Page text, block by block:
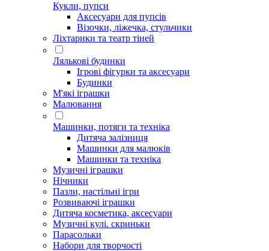
Кукли, пупси
Аксесуари для пупсів
Візочки, ліжечка, стульчики
Ліхтарики та театр тіней
Лялькові будинки
Ігрові фігурки та аксесуари
Будинки
М'які іграшки
Малювання
Машинки, потяги та техніка
Дитяча залізниця
Машинки для малюків
Машинки та техніка
Музичні іграшки
Нічники
Пазли, настільні ігри
Розвиваючі іграшки
Дитяча косметика, аксесуари
Музичні кулі. скриньки
Парасольки
Набори для творчості